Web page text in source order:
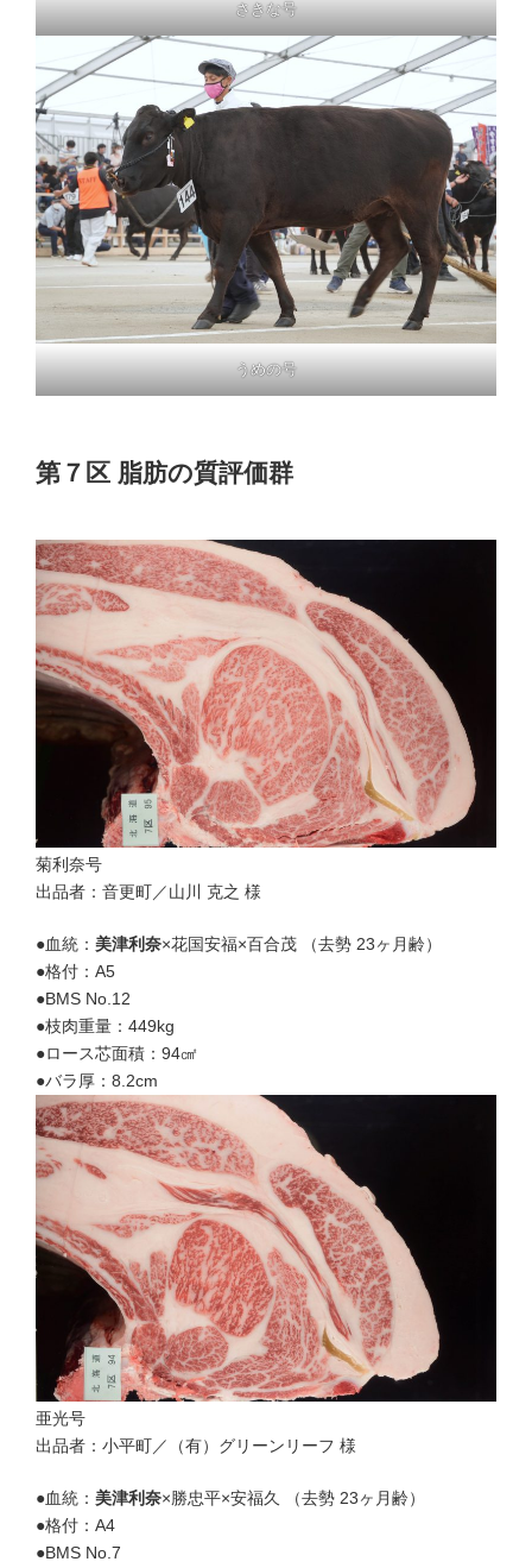
さきな号
うめの号
第７区 脂肪の質評価群
菊利奈号
出品者：音更町／山川 克之 様
●血統： 美津利奈×花国安福×百合茂 （去勢 23ヶ月齢）
●格付：A5
●BMS No.12
●枝肉重量：449kg
●ロース芯面積：94㎠
●バラ厚：8.2cm
亜光号
出品者：小平町／（有）グリーンリーフ 様
●血統： 美津利奈×勝忠平×安福久 （去勢 23ヶ月齢）
●格付：A4
●BMS No.7